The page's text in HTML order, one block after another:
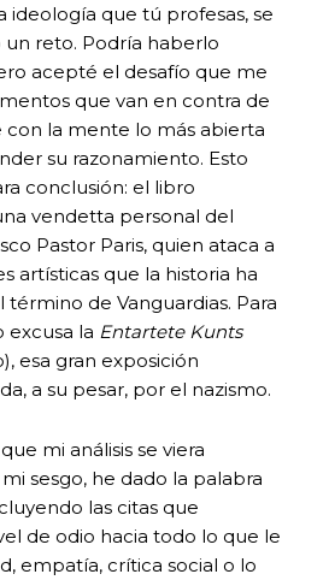
ideología que tú profesas, se
reto. Podría haberlo
acepté el desafío que me
que van en contra de
con la mente lo más abierta
su razonamiento. Esto
conclusión: el libro
vendetta personal del
Pastor Paris, quien ataca a
artísticas que la historia ha
de Vanguardias. Para
excusa la Entartete Kunts
esa gran exposición
a su pesar, por el nazismo.
mi análisis se viera
sesgo, he dado la palabra
las citas que
de odio hacia todo lo que le
empatía, crítica social o lo